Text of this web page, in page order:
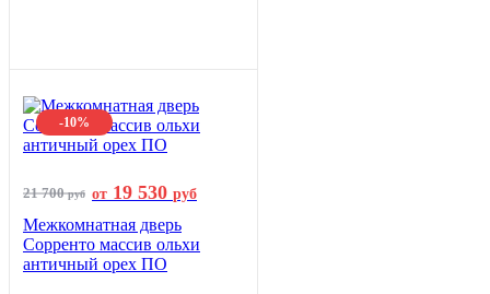
-10%
21 700руб от 19 530 руб
Межкомнатная дверь
Сорренто массив ольхи
античный орех ПО